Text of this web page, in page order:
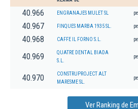
40.966 ENGRANAJES MULET SL
40.967 FINQUES MARBA 1935 SL.
40.968 CAFFE IL FORNO S.L.
40.969
QUATRE DENTAL BIADA
S.L.
40.970
CONSTRUPROJECT ALT
MARESME SL.
Ver Ranking de